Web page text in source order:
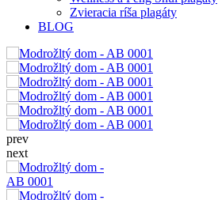
Zvieracia ríša plagáty
BLOG
prev
next